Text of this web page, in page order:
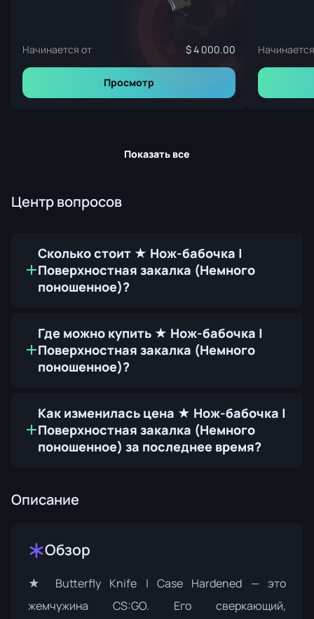
Начинается от 4 000.00
Просмотр
Показать все
Центр вопросов
Сколько стоит ★ Нож-бабочка |
Поверхностная закалка (Немного
поношенное)?
Где можно купить ★ Нож-бабочка |
Поверхностная закалка (Немного
поношенное)?
Как изменилась цена ★ Нож-бабочка |
Поверхностная закалка (Немного
поношенное) за последнее время?
Описание
Обзор
★ Butterfly Knife | Case Hardened — это
жемчужина CS:GO. Его сверкающий,